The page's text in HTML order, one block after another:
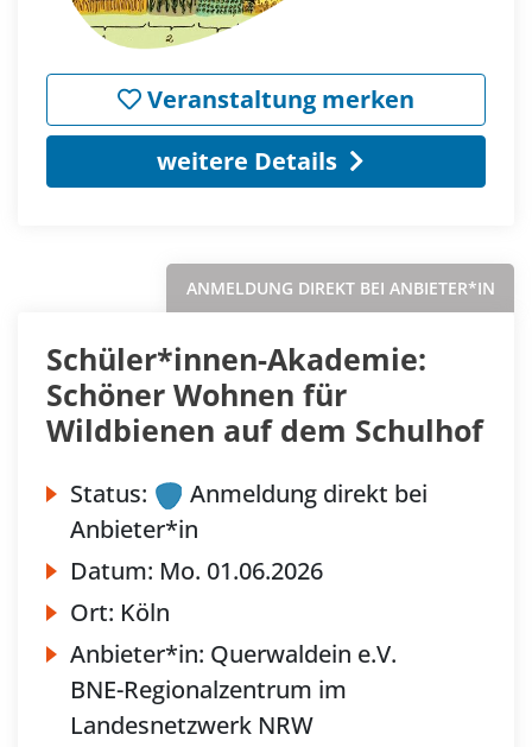
Veranstaltung merken
weitere Details
ANMELDUNG DIREKT BEI ANBIETER*IN
Schüler*innen-Akademie:
Schöner Wohnen für
Wildbienen auf dem Schulhof
Status:
Anmeldung direkt bei
Anbieter*in
Datum: Mo. 01.06.2026
Ort: Köln
Anbieter*in: Querwaldein e.V.
BNE-Regionalzentrum im
Landesnetzwerk NRW